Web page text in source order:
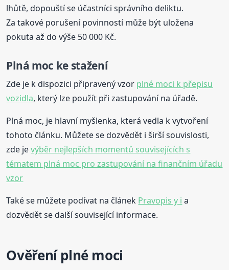
lhůtě, dopouští se účastníci správního deliktu.
Za takové porušení povinností může být uložena
pokuta až do výše 50 000 Kč.
Plná moc ke stažení
Zde je k dispozici připravený vzor plné moci k přepisu
vozidla, který lze použít při zastupování na úřadě.
Plná moc, je hlavní myšlenka, která vedla k vytvoření
tohoto článku. Můžete se dozvědět i širší souvislosti,
zde jevýběr nejlepších momentů souvisejících s
tématem plná moc pro zastupování na finančním úřadu
vzor
Také se můžete podívat na článek Pravopis y i a
dozvědět se další související informace.
Ověření plné moci